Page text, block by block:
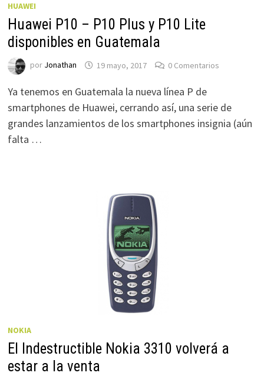
HUAWEI
Huawei P10 – P10 Plus y P10 Lite
disponibles en Guatemala
por Jonathan 19 mayo, 2017 0 Comentarios
Ya tenemos en Guatemala la nueva línea P de
smartphones de Huawei, cerrando así, una serie de
grandes lanzamientos de los smartphones insignia (aún
falta …
NOKIA
El Indestructible Nokia 3310 volverá a
estar a la venta